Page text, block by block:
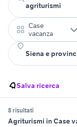
Case
vacanza
Salva ricerca
8 risultati
Agriturismi in Case